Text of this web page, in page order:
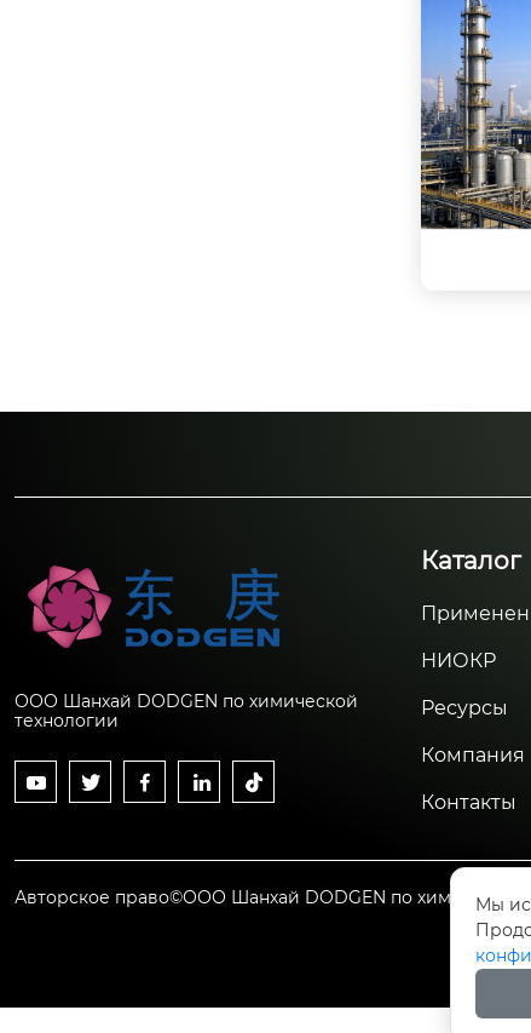
ООО Шанхай DODGEN по химической
технологии
    
Каталог
НИОКР
Ресурсы
Компания
Контакты
Авторское право©ООО Шанхай DODGEN по химической
Мы